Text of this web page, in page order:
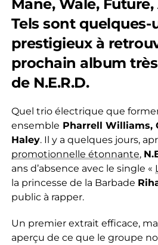
Mane, Wale,
Tels sont quelques-
prestigieux à
prochain album
de N.E.R.D.
Quel trio électrique que
ensemble Pharrell Williams,
Haley. Il y a quelques jours,
promotionnelle étonnante,
ans d’absence avec le single «
la princesse de la Barbade
public à rapper.
Un premier extrait efficace,
aperçu de ce que le groupe